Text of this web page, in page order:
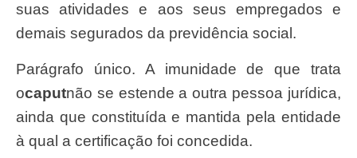
suas atividades e aos seus empregados e
demais segurados da previdência social.
Parágrafo único. A imunidade de que trata
ocaputnão se estende a outra pessoa jurídica,
ainda que constituída e mantida pela entidade
à qual a certificação foi concedida.